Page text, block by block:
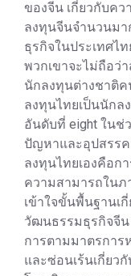
ของจีน เกี่ยวกับค
ลงทุนจีนจำนวนม
ธุรกิจในประเทศไ
พวกเขาจะไม่ถือว่
นักลงทุนต่างชาติ
ลงทุนไทยเป็นนักล
อันดับที่ eight ในช่
ปัญหาและอุปสรร
ลงทุนไทยเองคือก
ความสามารถใน
เข้าใจขั้นพื้นฐานเ
วัฒนธรรมธุรกิจจีน
การตามมาตรการ
และซ่อนเร้นเกี่ยว